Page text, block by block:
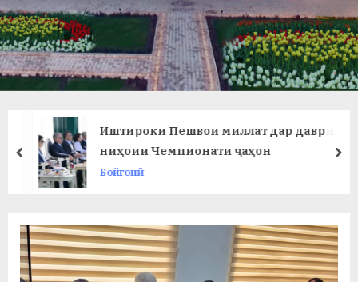
в
л
а
т
и
х
т
Иштироки Пешвои миллат дар даври
ниҳоии Чемпионати ҷаҳон
Бойгонӣ
prev